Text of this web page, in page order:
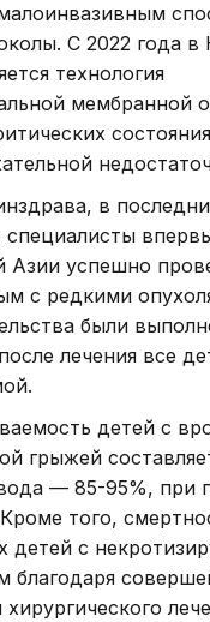
С 2022 года в
технология
мембранной
в
специалисты
Азии успешно
с редкими
были
лечения все
детей с
грыжей
— 85-95%, при
того,
детей с
благодаря